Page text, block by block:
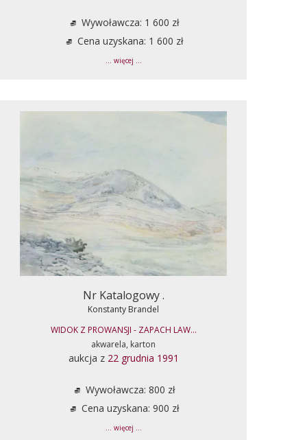
Wywoławcza: 1 600 zł
Cena uzyskana: 1 600 zł
... więcej ...
Nr Katalogowy .
Konstanty Brandel
WIDOK Z PROWANSJI - ZAPACH LAW...
akwarela, karton
aukcja z 22 grudnia 1991
Wywoławcza: 800 zł
Cena uzyskana: 900 zł
... więcej ...